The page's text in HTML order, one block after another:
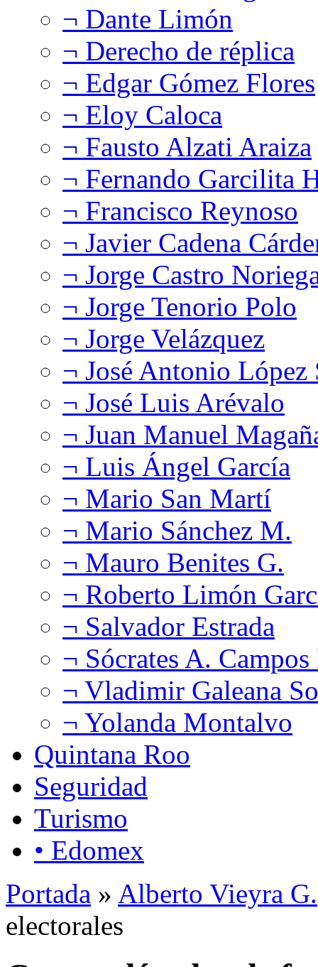
¬ Dante Limón
¬ Derecho de réplica
¬ Edgar Gómez Flores
¬ Eloy Caloca
¬ Fausto Alzati Araiza
¬ Fernando Garcilita
¬ Francisco Reynoso
¬ Javier Cadena
¬ Jorge Castro
¬ Jorge Tenorio Polo
¬ Jorge Velázquez
¬ José Antonio López
¬ José Luis Arévalo
¬ Juan Manuel
¬ Luis Ángel García
¬ Mario San Martí
¬ Mario Sánchez M.
¬ Mauro Benites G.
¬ Roberto Limón
¬ Salvador Estrada
¬ Sócrates A.
¬ Vladimir Galeana
¬ Yolanda Montalvo
Quintana Roo
Seguridad
Turismo
• Edomex
Portada » Alberto Vieyra G.
electorales